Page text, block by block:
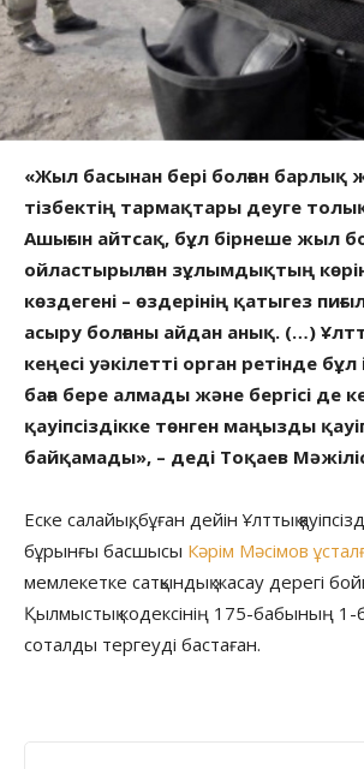
«Жыл басынан бері болған барлық
тізбектің тармақтары деуге
Ашығын айтсақ, бұл бірнеше жыл
ойластырылған зұлымдықтың
көздегені – өздерінің қатыгез
асыру болғаны айдан анық. (…)
кеңесі уәкілетті орган ретінде бұл
баға бере алмады және бергісі де
қауіпсіздікке төнген маңызды
байқамады», – деді Тоқаев
Еске салайық, бұған дейін Ұлттық
бұрынғы басшысы Кәрім Мәсімов
мемлекетке сатқындық жасау дерегі
Қылмыстық кодексінің 175-бабының 1-
соталды тергеуді бастаған.